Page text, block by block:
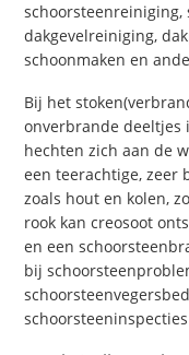
schoorsteenreiniging,
dakgevelreiniging,
schoonmaken en
Bij het
onverbrande deeltjes
hechten zich aan de
een teerachtige, zeer
zoals hout en kolen,
rook kan creosoot
en een
bij